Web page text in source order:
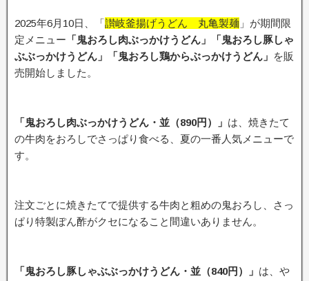
2025年6月10日、「讃岐釜揚げうどん 丸亀製麺 」が期間限
定メニュー 「鬼おろし肉ぶっかけうどん」「鬼おろし豚しゃ
ぶぶっかけうどん」「鬼おろし鶏からぶっかけうどん」 を販
売開始しました。
「鬼おろし肉ぶっかけうどん・並（890円）」 は、焼きたて
の牛肉をおろしでさっぱり食べる、夏の一番人気メニューで
す。
注文ごとに焼きたてで提供する牛肉と粗めの鬼おろし、さっ
ぱり特製ぽん酢がクセになること間違いありません。
「鬼おろし豚しゃぶぶっかけうどん・並（840円）」 は、や